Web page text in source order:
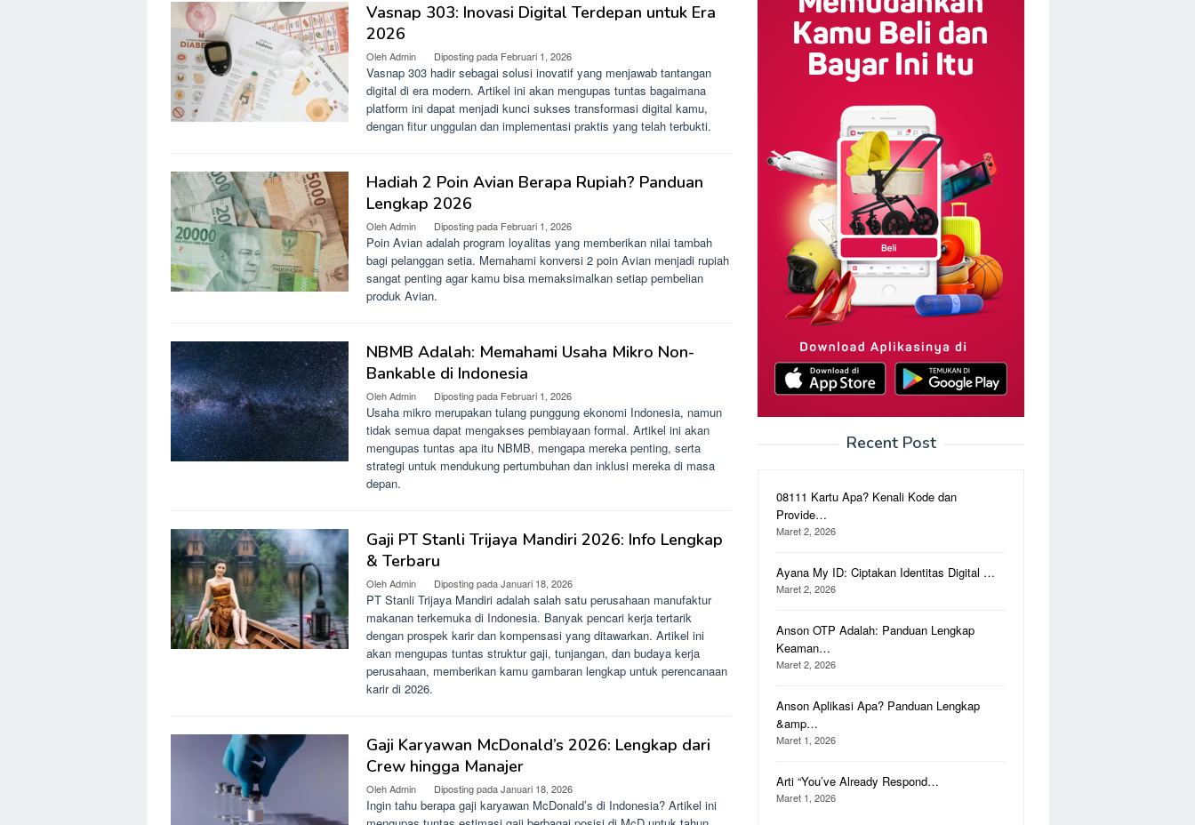
Vasnap 303: Inovasi Digital Terdepan untuk Era
2026
OlehAdmin Diposting pada Februari 1, 2026
Vasnap 303 hadir sebagai solusi inovatif yang menjawab tantangan
digital di era modern. Artikel ini akan mengupas tuntas bagaimana
platform ini dapat menjadi kunci sukses transformasi digital kamu,
dengan fitur unggulan dan implementasi praktis yang telah terbukti.
Hadiah 2 Poin Avian Berapa Rupiah? Panduan
Lengkap 2026
OlehAdmin Diposting pada Februari 1, 2026
Poin Avian adalah program loyalitas yang memberikan nilai tambah
bagi pelanggan setia. Memahami konversi 2 poin Avian menjadi rupiah
sangat penting agar kamu bisa memaksimalkan setiap pembelian
produk Avian.
NBMB Adalah: Memahami Usaha Mikro Non-
Bankable di Indonesia
OlehAdmin Diposting pada Februari 1, 2026
Usaha mikro merupakan tulang punggung ekonomi Indonesia, namun
tidak semua dapat mengakses pembiayaan formal. Artikel ini akan
mengupas tuntas apa itu NBMB, mengapa mereka penting, serta
strategi untuk mendukung pertumbuhan dan inklusi mereka di masa
depan.
Gaji PT Stanli Trijaya Mandiri 2026: Info Lengkap
& Terbaru
OlehAdmin Diposting padaJanuari 18, 2026
PT Stanli Trijaya Mandiri adalah salah satu perusahaan manufaktur
makanan terkemuka di Indonesia. Banyak pencari kerja tertarik
dengan prospek karir dan kompensasi yang ditawarkan. Artikel ini
akan mengupas tuntas struktur gaji, tunjangan, dan budaya kerja
perusahaan, memberikan kamu gambaran lengkap untuk perencanaan
karir di 2026.
Gaji Karyawan McDonald’s 2026: Lengkap dari
Crew hingga Manajer
OlehAdmin Diposting padaJanuari 18, 2026
Ingin tahu berapa gaji karyawan McDonald’s di Indonesia? Artikel ini
Recent Post
08111 Kartu Apa? Kenali Kode dan
Provide…
Maret 2, 2026
Ayana My ID: Ciptakan Identitas Digital …
Maret 2, 2026
Anson OTP Adalah: Panduan Lengkap
Keaman…
Maret 2, 2026
Anson Aplikasi Apa? Panduan Lengkap
&amp…
Maret 1, 2026
Arti “You’ve Already Respond…
Maret 1, 2026